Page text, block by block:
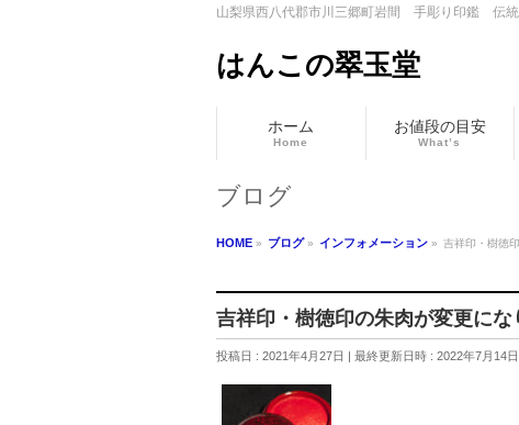
山梨県西八代郡市川三郷町岩間 手彫り印鑑 伝統
はんこの翠玉堂
ホーム
Home
お値段の目安
What’s
ブログ
HOME » ブログ» インフォメーション » 吉祥印・樹徳
吉祥印・樹徳印の朱肉が変更にな
投稿日 : 2021年4月27日 最終更新日時 : 2022年7月14日